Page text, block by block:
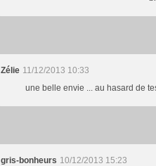
Zélie 11/12/2013 10:33
une belle envie ... au hasard de
gris-bonheurs 10/12/2013 15:23